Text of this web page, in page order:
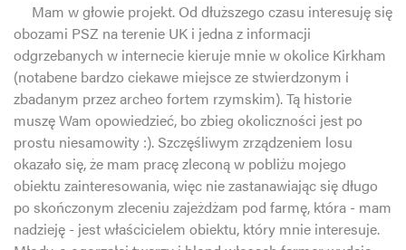
Mam w głowie projekt. Od dłuższego czasu interesuję się
obozami PSZ na terenie UK i jedna z informacji
odgrzebanych w internecie kieruje mnie w okolice Kirkham
(notabene bardzo ciekawe miejsce ze stwierdzonym i
zbadanym przez archeo fortem rzymskim). Tą historie
muszę Wam opowiedzieć, bo zbieg okoliczności jest po
prostu niesamowity :). Szczęśliwym zrządzeniem losu
okazało się, że mam pracę zleconą w pobliżu mojego
obiektu zainteresowania, więc nie zastanawiając się długo
po skończonym zleceniu zajeżdżam pod farmę, która - mam
nadzieję - jest właścicielem obiektu, który mnie interesuje.